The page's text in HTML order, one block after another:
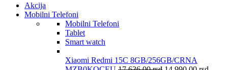
Akcija
Mobilni Telefoni
Mobilni Telefoni
Tablet
Smart watch
Xiaomi Redmi 15C 8GB/256GB/CRNA